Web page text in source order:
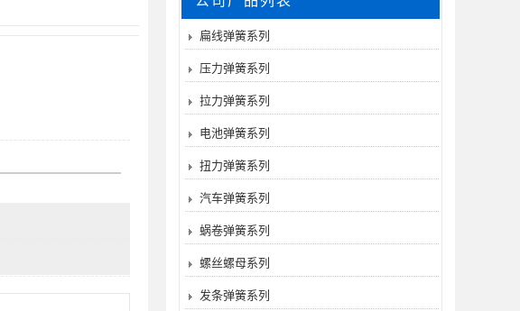
扁线弹簧系列
压力弹簧系列
拉力弹簧系列
电池弹簧系列
扭力弹簧系列
汽车弹簧系列
蜗卷弹簧系列
螺丝螺母系列
发条弹簧系列